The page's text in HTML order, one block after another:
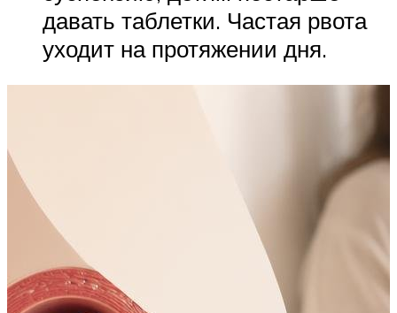
давать таблетки. Частая рвота
уходит на протяжении дня.